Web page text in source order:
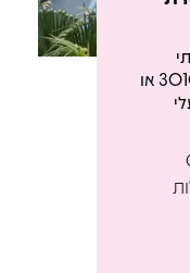
המילואים אשר ברשותם טופס 3010 או
2 לילות